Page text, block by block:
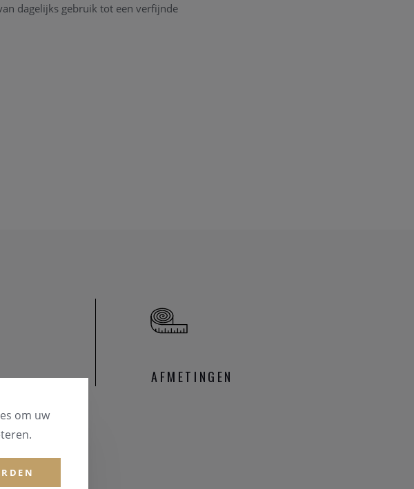
dagelijks gebruik tot een verfijnde
AFMETINGEN
om uw